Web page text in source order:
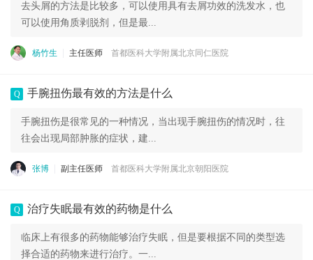
去头屑的方法是比较多，可以使用具有去屑功效的洗发水，也
可以使用角质剥脱剂，但是最...
杨竹生 主任医师 首都医科大学附属北京同仁医院
Q 手腕扭伤最有效的方法是什么
手腕扭伤是很常见的一种情况，当出现手腕扭伤的情况时，往
往会出现局部肿胀的症状，建...
张博 副主任医师 首都医科大学附属北京朝阳医院
Q 治疗失眠最有效的药物是什么
临床上有很多的药物能够治疗失眠，但是要根据不同的类型选
择合适的药物来进行治疗。一...